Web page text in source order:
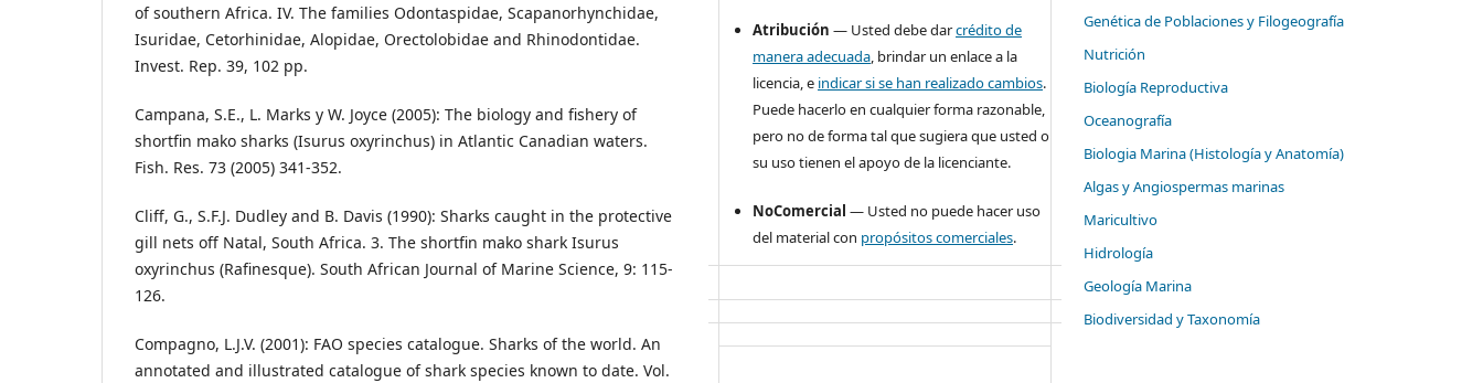
of southern Africa. IV. The families Odontaspidae, Scapanorhynchidae,
Isuridae, Cetorhinidae, Alopidae, Orectolobidae and Rhinodontidae.
Invest. Rep. 39, 102 pp.
Campana, S.E., L. Marks y W. Joyce (2005): The biology and fishery of
shortfin mako sharks (Isurus oxyrinchus) in Atlantic Canadian waters.
Fish. Res. 73 (2005) 341-352.
Cliff, G., S.F.J. Dudley and B. Davis (1990): Sharks caught in the protective
gill nets off Natal, South Africa. 3. The shortfin mako shark Isurus
oxyrinchus (Rafinesque). South African Journal of Marine Science, 9: 115-
126.
Compagno, L.J.V. (2001): FAO species catalogue. Sharks of the world. An
annotated and illustrated catalogue of shark species known to date. Vol.
Atribución — Usted debe darcrédito de
manera adecuada , brindar un enlace a la
licencia, e indicar si se han realizado cambios.
Puede hacerlo en cualquier forma razonable,
pero no de forma tal que sugiera que usted o
su uso tienen el apoyo de la licenciante.
NoComercial — Usted no puede hacer uso
del material con propósitos comerciales.
Genética de Poblaciones y Filogeografía
Nutrición
Biología Reproductiva
Oceanografía
Biologia Marina (Histología y Anatomía)
Algas y Angiospermas marinas
Maricultivo
Hidrología
Geología Marina
Biodiversidad y Taxonomía